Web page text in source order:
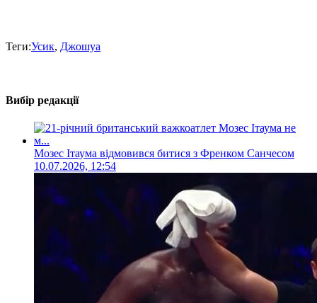
Теги:Усик, Джошуа
Вибір редакції
Мозес Ітаума відмовився битися з Френком Санчесом
10.07.2026, 12:54